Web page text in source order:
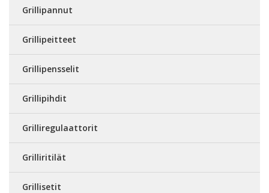
Grillipannut
Grillipeitteet
Grillipensselit
Grillipihdit
Grilliregulaattorit
Grilliritilät
Grillisetit